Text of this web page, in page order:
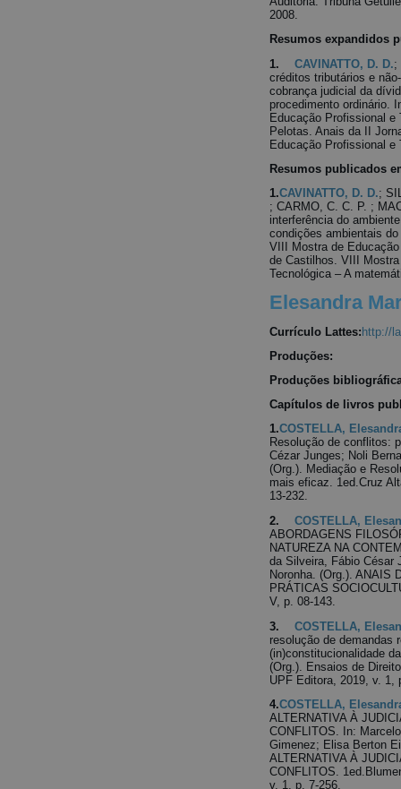
2008.
Resumos expandidos
1.
CAVINATTO, D. D.;
créditos tributários e
cobrança judicial da
procedimento ordinário.
Educação Profissional e
Pelotas. Anais da II
Educação Profissional e
Resumos publicados
1.CAVINATTO, D. D.;
; CARMO, C. C. P. ;
interferência do
condições ambientais
VIII Mostra de
de Castilhos. VIII
Tecnológica – A
Elesandra
Currículo Lattes: http://
Produções:
Produções
Capítulos de livros
1.COSTELLA,
Resolução de conflitos:
Cézar Junges; Noli
(Org.). Mediação e
mais eficaz. 1ed.Cruz
13-232.
2.
COSTELLA,
ABORDAGENS
NATUREZA NA
da Silveira, Fábio César
Noronha. (Org.). ANAIS
PRÁTICAS
V, p. 08-143.
3.
COSTELLA,
resolução de demandas
(in)constitucionalidade
(Org.). Ensaios de
UPF Editora, 2019, v. 1,
4.COSTELLA,
ALTERNATIVA À
CONFLITOS. In:
Gimenez; Elisa Berton
ALTERNATIVA À
CONFLITOS.
v. 1, p. 7-256.